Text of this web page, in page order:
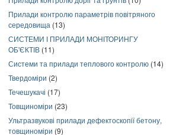
Прилади контролю параметрів повітряного
середовища (13)
СИСТЕМИ І ПРИЛАДИ МОНІТОРИНГУ
ОБ'ЄКТІВ (11)
Системи та прилади теплового контролю (14)
Твердоміри (2)
Течешукачі (17)
Товщиноміри (23)
Ультразвукові прилади дефектоскопії бетону,
товщиноміри (9)